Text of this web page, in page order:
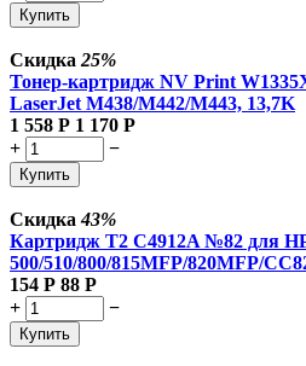
Купить
Скидка 25%
Тонер-картридж NV Print
LaserJet M438/M442/M443, 13,7K
1 558 Р 1 170 Р
+
−
Купить
Скидка43%
Картридж T2 C4912A №82 для
500/510/800/815MFP/820MFP/
154 Р 88 Р
+
−
Купить